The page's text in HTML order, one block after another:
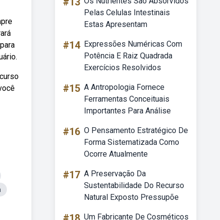
Pelas Celulas Intestinais
Estas Apresentam
#14 Expressões Numéricas Com
Potência E Raiz Quadrada
Exercícios Resolvidos
#15 A Antropologia Fornece
Ferramentas Conceituais
Importantes Para Análise
#16 O Pensamento Estratégico De
Forma Sistematizada Como
Ocorre Atualmente
#17 A Preservação Da
Sustentabilidade Do Recurso
Natural Exposto Pressupõe
Um Fabricante De Cosméticos